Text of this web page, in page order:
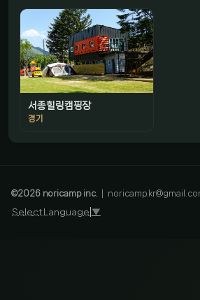
서종힐링캠핑장
경기
©2026noricamp inc.
Select Language ▼